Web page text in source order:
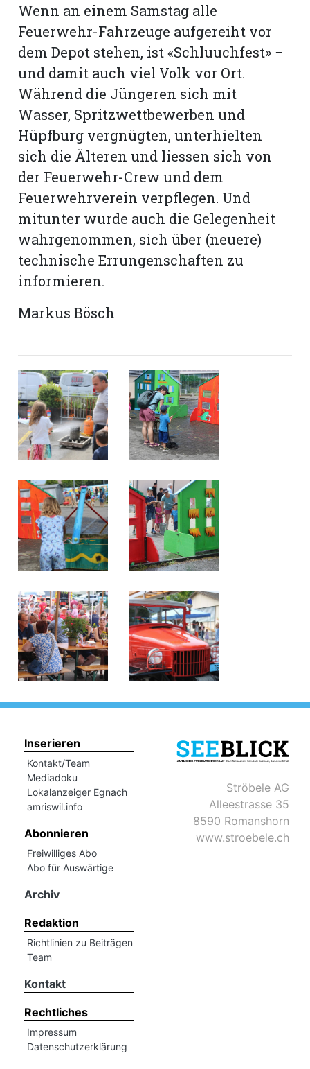
Wenn an einem Samstag alle
Feuerwehr-Fahrzeuge aufgereiht vor
dem Depot stehen, ist «Schluuchfest» −
und damit auch viel Volk vor Ort.
Während die Jüngeren sich mit
Wasser, Spritzwettbewerben und
Hüpfburg vergnügten, unterhielten
sich die Älteren und liessen sich von
der Feuerwehr-Crew und dem
Feuerwehrverein verpflegen. Und
mitunter wurde auch die Gelegenheit
wahrgenommen, sich über (neuere)
technische Errungenschaften zu
informieren.
Markus Bösch
Inserieren
Kontakt/Team
Mediadoku
Lokalanzeiger Egnach
amriswil.info
Abonnieren
Freiwilliges Abo
Abo für Auswärtige
Archiv
Redaktion
Richtlinien zu Beiträgen
Team
Kontakt
Rechtliches
Impressum
Datenschutzerklärung
Ströbele AG
Alleestrasse 35
8590 Romanshorn
www.stroebele.ch